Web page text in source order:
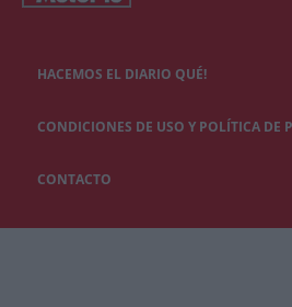
HACEMOS EL DIARIO QUÉ!
CONDICIONES DE USO Y POLÍTICA DE
CONTACTO